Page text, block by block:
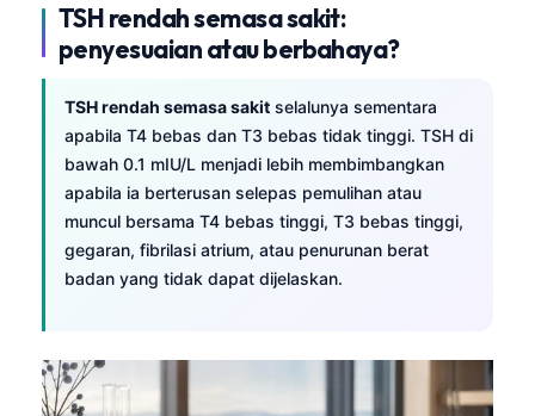
TSH rendah semasa sakit:
penyesuaian atau berbahaya?
TSH rendah semasa sakit selalunya sementara
apabila T4 bebas dan T3 bebas tidak tinggi. TSH di
bawah 0.1 mIU/L menjadi lebih membimbangkan
apabila ia berterusan selepas pemulihan atau
muncul bersama T4 bebas tinggi, T3 bebas tinggi,
gegaran, fibrilasi atrium, atau penurunan berat
badan yang tidak dapat dijelaskan.